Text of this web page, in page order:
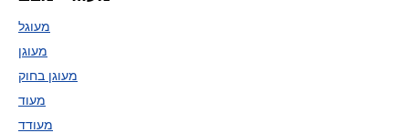
מעוגל
מעוגן
מעוגן בחוק
מעוד
מעודד